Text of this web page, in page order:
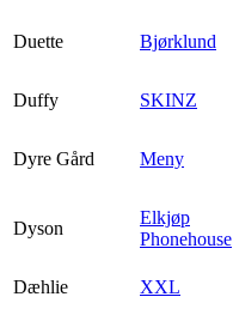
Duette Bjørklund
Duffy
SKINZ
Dyre Gård Meny
Dyson
Elkjøp
Phonehouse
Dæhlie
XXL